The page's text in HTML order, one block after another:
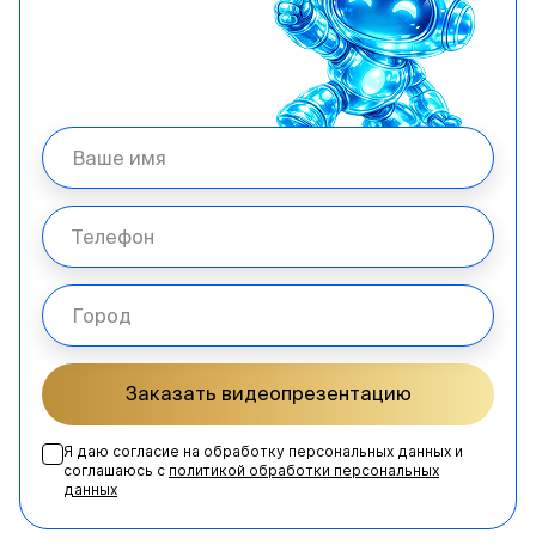
Заказать видеопрезентацию
Я даю согласие на обработку персональных данных и
соглашаюсь с политикой обработки персональных
данных